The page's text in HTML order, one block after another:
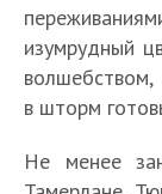
изумрудный
волшебством,
в шторм
Не менее